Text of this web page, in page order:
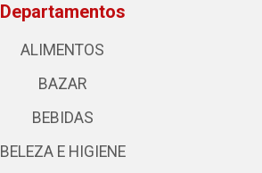
Departamentos
ALIMENTOS
BAZAR
BEBIDAS
BELEZA E HIGIENE